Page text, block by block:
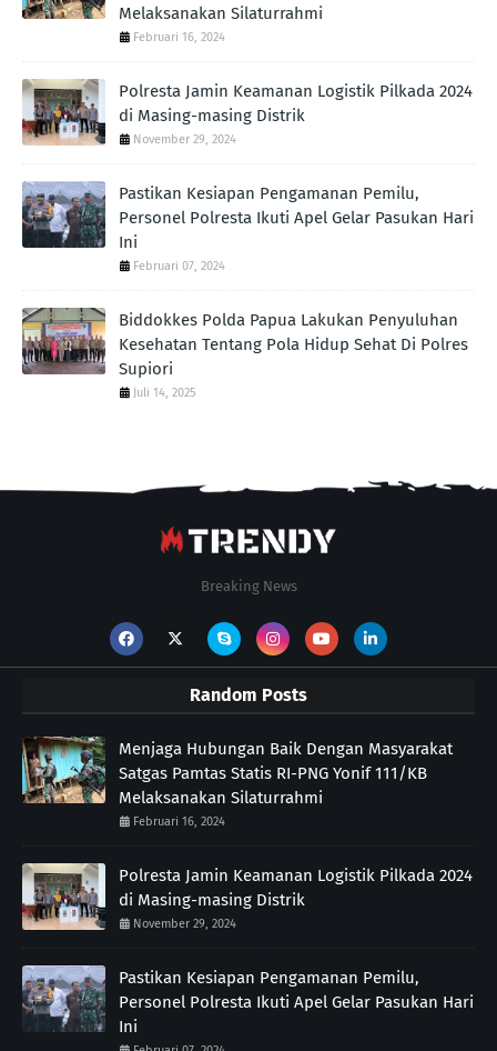
Melaksanakan Silaturrahmi
Februari 16, 2024
Polresta Jamin Keamanan Logistik Pilkada 2024
di Masing-masing Distrik
November 29, 2024
Pastikan Kesiapan Pengamanan Pemilu,
Personel Polresta Ikuti Apel Gelar Pasukan Hari
Ini
Februari 07, 2024
Biddokkes Polda Papua Lakukan Penyuluhan
Kesehatan Tentang Pola Hidup Sehat Di Polres
Supiori
Juli 14, 2025
Breaking News
Random Posts
Menjaga Hubungan Baik Dengan Masyarakat
Satgas Pamtas Statis RI-PNG Yonif 111/KB
Melaksanakan Silaturrahmi
Februari 16, 2024
Polresta Jamin Keamanan Logistik Pilkada 2024
di Masing-masing Distrik
November 29, 2024
Pastikan Kesiapan Pengamanan Pemilu,
Personel Polresta Ikuti Apel Gelar Pasukan Hari
Ini